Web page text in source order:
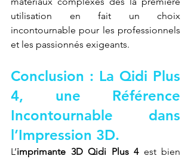
utilisation en fait un choix
incontournable pour les professionnels
et les passionnés exigeants.
Conclusion : La Qidi Plus
4, une Référence
Incontournable dans
l’Impression 3D.
L’imprimante 3D Qidi Plus 4 est bien